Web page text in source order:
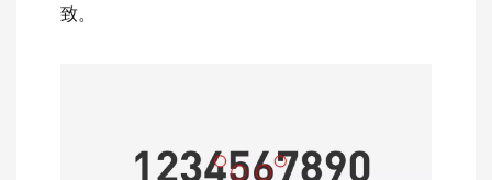
致。